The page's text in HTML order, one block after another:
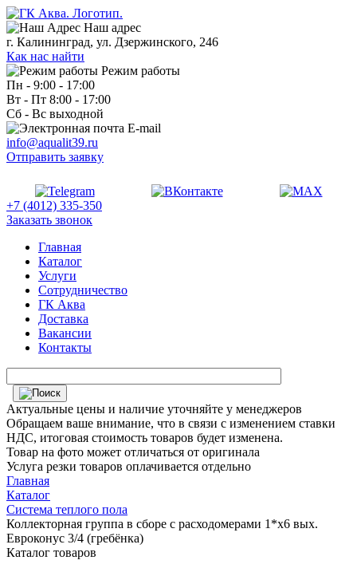
Наш адрес
г. Калининград, ул. Дзержинского, 246
Как нас найти
Режим работы
Пн - 9:00 - 17:00
Вт - Пт 8:00 - 17:00
Сб - Вс выходной
E-mail
info@aqualit39.ru
Отправить заявку
+7 (4012) 335-350
Заказать звонок
Главная
Каталог
Услуги
Сотрудничество
ГК Аква
Доставка
Вакансии
Контакты
Актуальные цены и наличие уточняйте у менеджеров
Обращаем ваше внимание, что в связи с изменением ставки
НДС, итоговая стоимость товаров будет изменена.
Товар на фото может отличаться от оригинала
Услуга резки товаров оплачивается отдельно
Главная
Каталог
Система теплого пола
Коллекторная группа в сборе с расходомерами 1*х6 вых.
Евроконус 3/4 (гребёнка)
Каталог товаров